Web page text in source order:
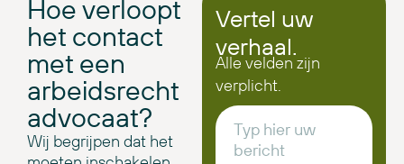
Hoe verloopt
het contact
met een
arbeidsrecht
advocaat?
Wij begrijpen dat het
Vertel uw
verhaal.
Alle velden zijn
verplicht.